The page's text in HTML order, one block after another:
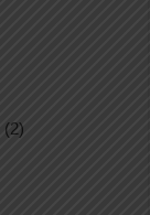
(2)